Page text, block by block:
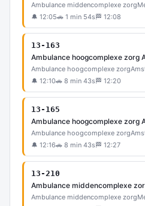
Ambulance middencomplexe zorg
🔔 12:05🚗 1 min 54s 🏁 12:08
13-163
Ambulance hoogcomplexe zorg
Ambulance hoogcomplexe zorg
🔔 12:10🚗 8 min 43s 🏁 12:20
13-165
Ambulance hoogcomplexe zorg
Ambulance hoogcomplexe zorg
🔔 12:16🚗 8 min 43s 🏁 12:27
13-210
Ambulance middencomplexe
Ambulance middencomplexe zorg